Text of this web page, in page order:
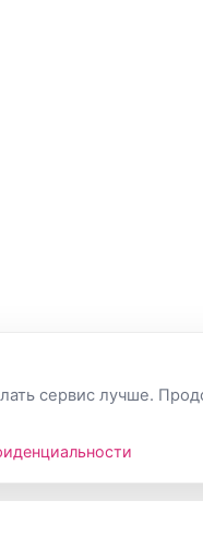
сервис лучше.